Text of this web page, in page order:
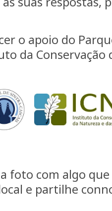
o apoio do
da Conservação
foto com algo
e partilhe